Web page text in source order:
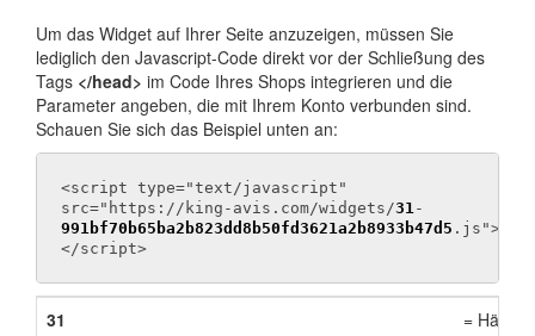
Um das Widget auf Ihrer Seite anzuzeigen, müssen Sie
lediglich den Javascript-Code direkt vor der Schließung des
Tags </head> im Code Ihres Shops integrieren und die
Parameter angeben, die mit Ihrem Konto verbunden sind.
Schauen Sie sich das Beispiel unten an:
<script type="text/javascript"
src="https://king-avis.com/widgets/31 -
991bf70b65ba2b823dd8b50fd3621a2b8933b47d5 .js">
</script>
31
=